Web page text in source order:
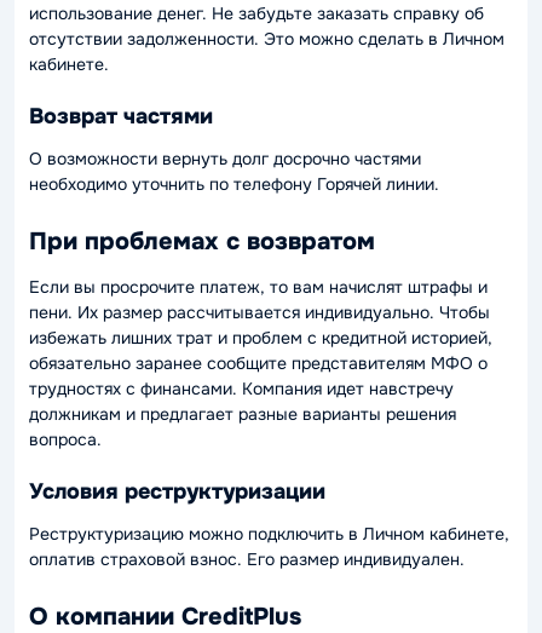
использование денег. Не забудьте заказать справку об
отсутствии задолженности. Это можно сделать в Личном
кабинете.
Возврат частями
О возможности вернуть долг досрочно частями
необходимо уточнить по телефону Горячей линии.
При проблемах с возвратом
Если вы просрочите платеж, то вам начислят штрафы и
пени. Их размер рассчитывается индивидуально. Чтобы
избежать лишних трат и проблем с кредитной историей,
обязательно заранее сообщите представителям МФО о
трудностях с финансами. Компания идет навстречу
должникам и предлагает разные варианты решения
вопроса.
Условия реструктуризации
Реструктуризацию можно подключить в Личном кабинете,
оплатив страховой взнос. Его размер индивидуален.
О компании CreditPlus